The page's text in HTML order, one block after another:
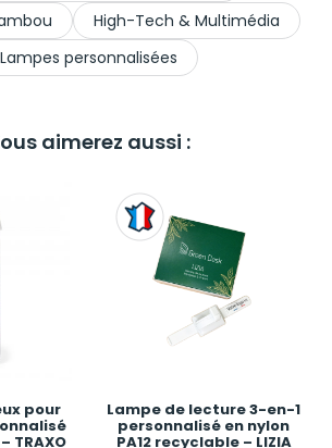
High-Tech & Multimédia
Lampes personnalisées
aimerez aussi :
pour
TRAXO
Lampe de lecture 3-en-1
personnalisé en nylon
PA12 recyclable – LIZIA